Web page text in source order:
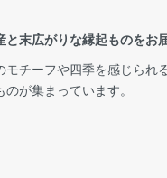
末広がりな縁起ものをお
チーフや四季を感じら
が集まっています。